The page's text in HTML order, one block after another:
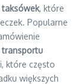
taksówek, które
Popularne
transportu
które często
większych